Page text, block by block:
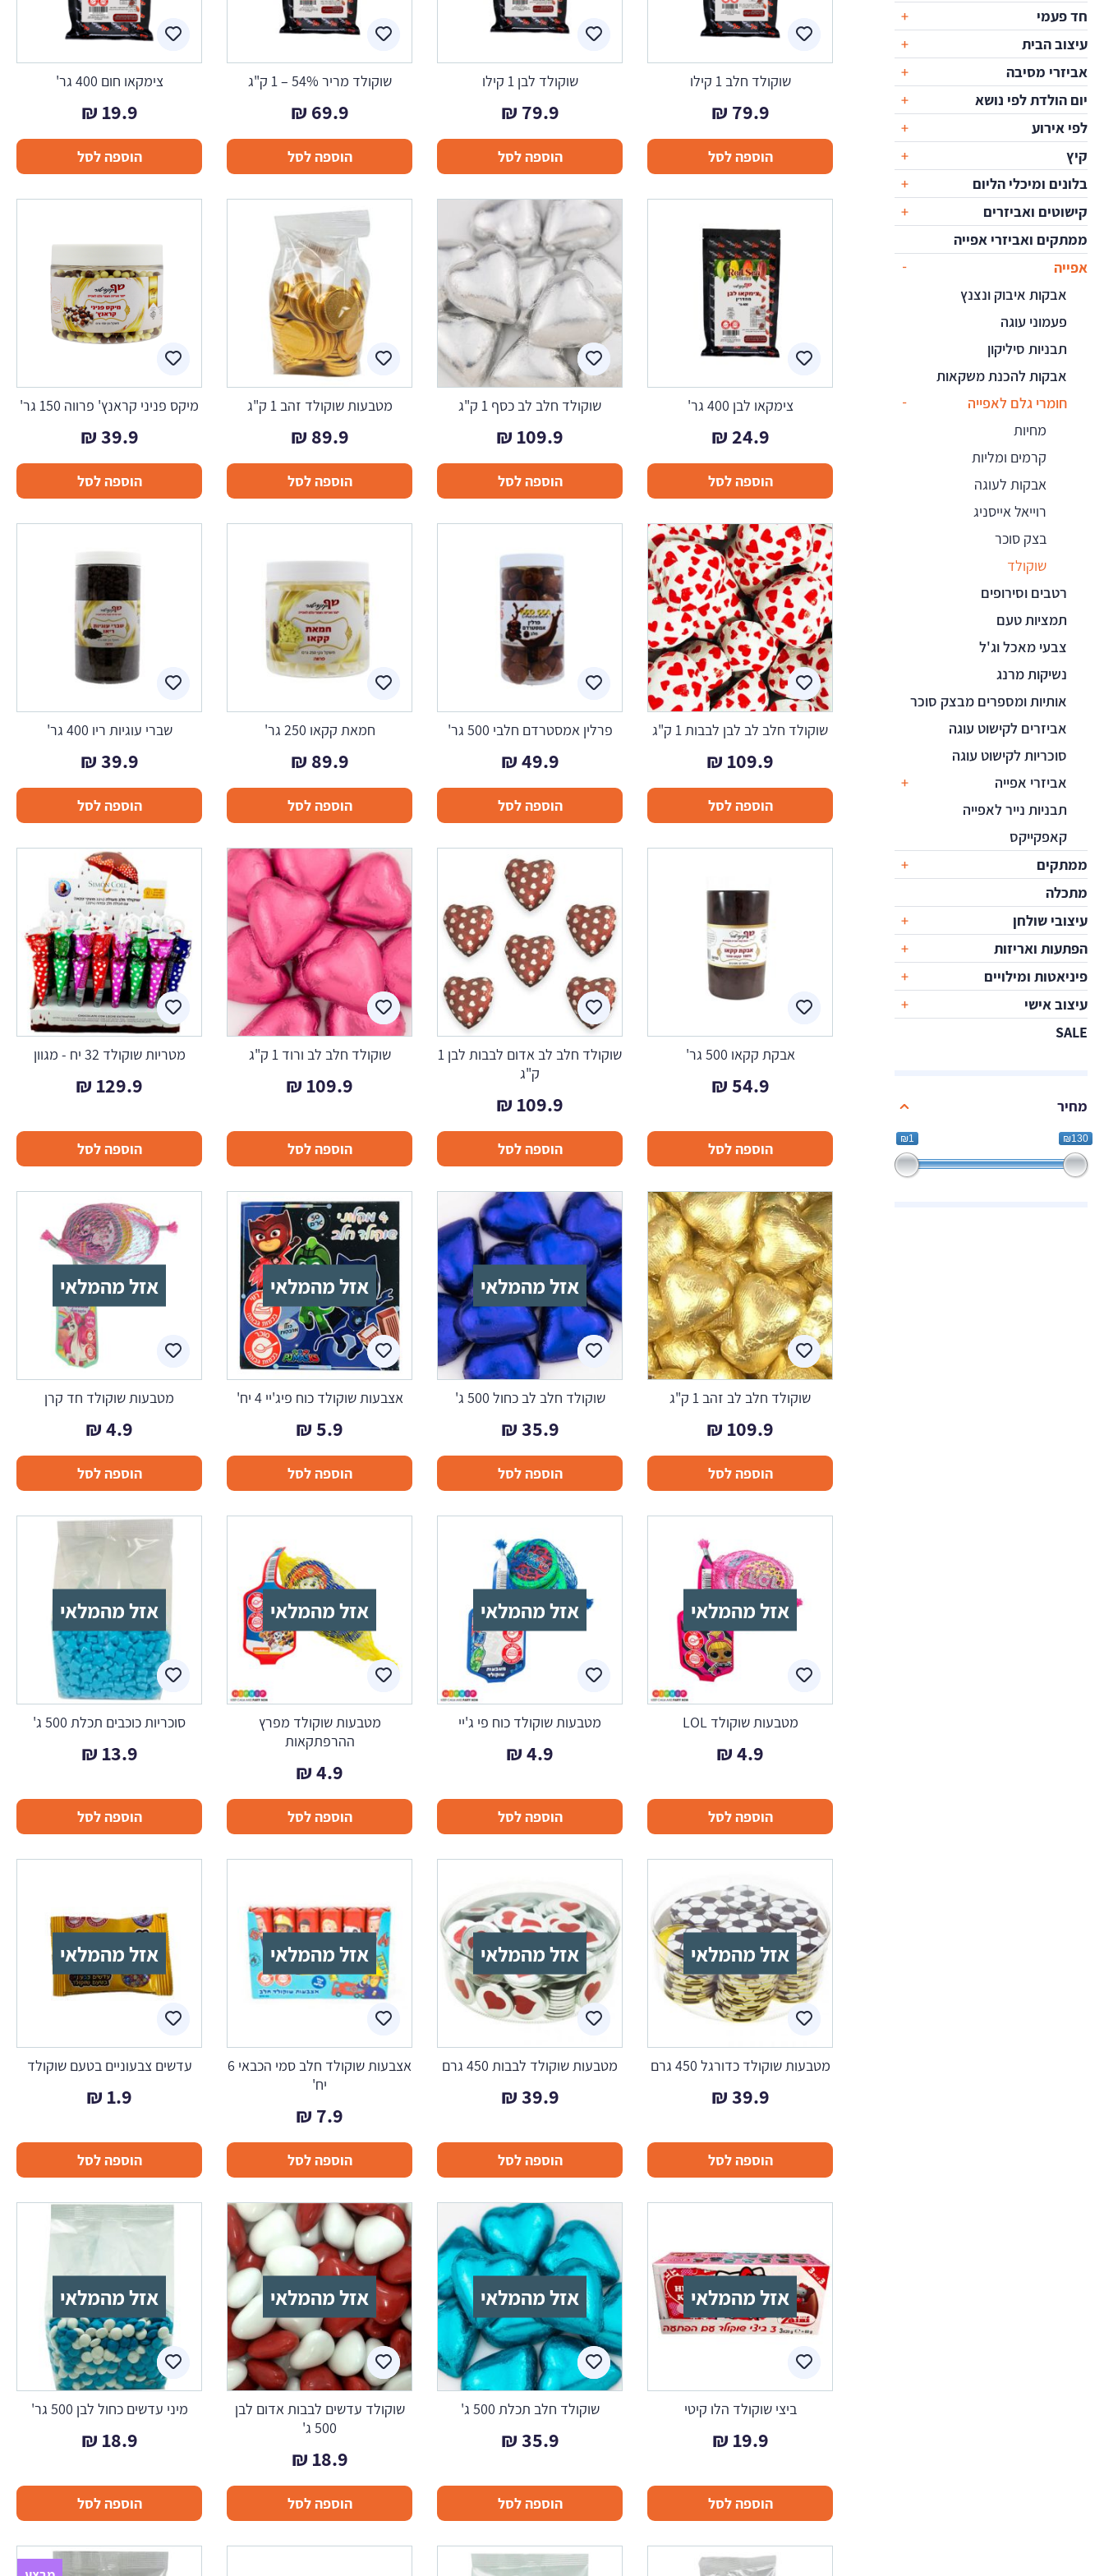
חד פעמי
עיצוב הבית
אביזרי מסיבה
יום הולדת לפי נושא
לפי אירוע
קיץ
בלונים ומיכלי הליום
קישוטים ואביזרים
ממתקים ואביזרי אפייה
אפייה
אבקות איבוק ונצנץ
פעמוני עוגה
תבניות סיליקון
אבקות להכנת משקאות
חומרי גלם לאפייה
מחיות
קרמים ומליות
אבקות לעוגה
רוייאל אייסניג
בצק סוכר
שוקולד
רטבים וסירופים
תמציות טעם
צבעי מאכל וג'ל
נשיקות מרנג
אותיות ומספרים מבצק סוכר
אביזרים לקישוט עוגה
סוכריות לקישוט עוגה
אביזרי אפייה
תבניות נייר לאפייה
קאפקייקס
ממתקים
מתכלה
עיצובי שולחן
הפתעות ואריזות
פיניאטות ומילויים
עיצוב אישי
SALE
מחיר
₪1 ₪130
שוקולד חלב 1 קילו
79.9
₪
הוספה לסל
שוקולד לבן 1 קילו
79.9
₪
הוספה לסל
שוקולד מריר 54% – 1 ק"ג
69.9
₪
הוספה לסל
צימקאו חום 400 גר'
19.9
₪
הוספה לסל
צימקאו לבן 400 גר'
24.9
₪
הוספה לסל
שוקולד חלב לב כסף 1 ק"ג
109.9
₪
הוספה לסל
מטבעות שוקולד זהב 1 ק"ג
89.9
₪
הוספה לסל
מיקס פניני קראנץ' פרווה 150 גר'
39.9
₪
הוספה לסל
שוקולד חלב לב לבן לבבות 1 ק"ג
109.9
₪
הוספה לסל
פרלין אמסטרדם חלבי 500 גר'
49.9
₪
הוספה לסל
חמאת קקאו 250 גר'
89.9
₪
הוספה לסל
שברי עוגיות ריו 400 גר'
39.9
₪
הוספה לסל
אבקת קקאו 500 גר'
54.9
₪
הוספה לסל
שוקולד חלב לב אדום לבבות לבן 1
ק"ג
109.9
₪
הוספה לסל
שוקולד חלב לב ורוד 1 ק"ג
109.9
₪
הוספה לסל
מטריות שוקולד 32 יח - מגוון
129.9
₪
הוספה לסל
שוקולד חלב לב זהב 1 ק"ג
109.9
₪
הוספה לסל
אזל מהמלאי
שוקולד חלב לב כחול 500 ג'
35.9
₪
הוספה לסל
אזל מהמלאי
אצבעות שוקולד כוח פיג'יי 4 יח'
5.9
₪
הוספה לסל
אזל מהמלאי
מטבעות שוקולד חד קרן
4.9
₪
הוספה לסל
אזל מהמלאי
מטבעות שוקולד LOL
4.9
₪
הוספה לסל
אזל מהמלאי
מטבעות שוקולד כוח פי ג'יי
4.9
₪
הוספה לסל
אזל מהמלאי
מטבעות שוקולד מפרץ
ההרפתקאות
4.9
₪
הוספה לסל
אזל מהמלאי
סוכריות כוכבים תכלת 500 ג'
13.9
₪
הוספה לסל
אזל מהמלאי
מטבעות שוקולד כדורגל 450 גרם
39.9
₪
הוספה לסל
אזל מהמלאי
מטבעות שוקולד לבבות 450 גרם
39.9
₪
הוספה לסל
אזל מהמלאי
אצבעות שוקולד חלב סמי הכבאי 6
יח'
7.9
₪
הוספה לסל
אזל מהמלאי
עדשים צבעוניים בטעם שוקולד
1.9
₪
הוספה לסל
אזל מהמלאי
ביצי שוקולד הלו קיטי
19.9
₪
הוספה לסל
אזל מהמלאי
שוקולד חלב תכלת 500 ג'
35.9
₪
הוספה לסל
אזל מהמלאי
שוקולד עדשים לבבות אדום לבן
500 ג'
18.9
₪
הוספה לסל
אזל מהמלאי
מיני עדשים כחול לבן 500 גר'
18.9
₪
הוספה לסל